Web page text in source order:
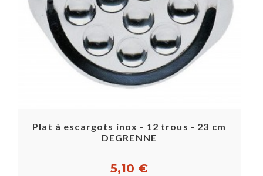
Plat à escargots inox - 12 trous - 23 cm
DEGRENNE
5,10 €